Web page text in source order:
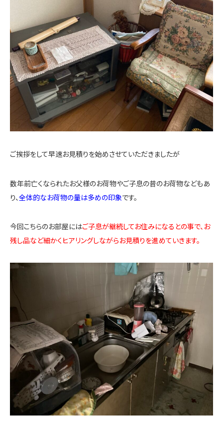
ご挨拶をして早速お見積りを始めさせていただきましたが
数年前亡くなられたお父様のお荷物やご子息の昔のお荷物などもあ
り、全体的なお荷物の量は多めの印象です。
今回こちらのお部屋にはご子息が継続してお住みになるとの事で、お
残し品など細かくヒアリングしながらお見積りを進めていきます。